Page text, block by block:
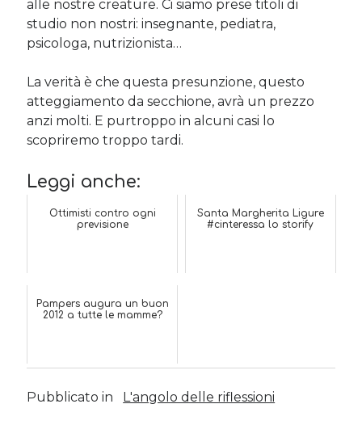
alle nostre creature. Ci siamo prese titoli di
studio non nostri: insegnante, pediatra,
psicologa, nutrizionista…
La verità è che questa presunzione, questo
atteggiamento da secchione, avrà un prezzo
anzi molti. E purtroppo in alcuni casi lo
scopriremo troppo tardi.
Leggi anche:
Ottimisti contro ogni
previsione
Santa Margherita Ligure
#cinteressa lo storify
Pampers augura un buon
2012 a tutte le mamme?
Pubblicato in L'angolo delle riflessioni